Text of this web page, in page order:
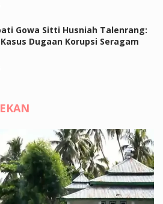
Gowa Sitti Husniah Talenrang:
Dugaan Korupsi Seragam